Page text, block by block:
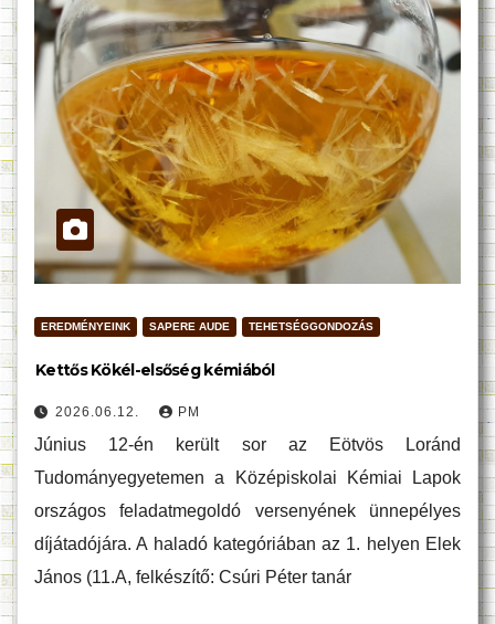
EREDMÉNYEINK SAPERE AUDE TEHETSÉGGONDOZÁS
Kettős Kökél-elsőség kémiából
2026.06.12. PM
Június 12-én került sor az Eötvös Loránd
Tudományegyetemen a Középiskolai Kémiai Lapok
országos feladatmegoldó versenyének ünnepélyes
díjátadójára. A haladó kategóriában az 1. helyen Elek
János (11.A, felkészítő: Csúri Péter tanár